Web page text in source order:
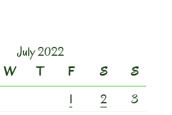
July 2022
W T F S
S
1
2
3